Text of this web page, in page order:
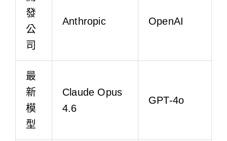
發
公
司
Anthropic OpenAI
最
新
模
型
Claude Opus
4.6
GPT-4o